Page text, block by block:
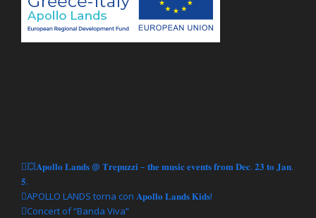
💥𝐀𝐩𝐨𝐥𝐥𝐨 𝐋𝐚𝐧𝐝𝐬 @ 𝐓𝐫𝐞𝐩𝐮𝐳𝐳𝐢 – 𝐭𝐡𝐞 𝐦𝐮𝐬𝐢𝐜 𝐞𝐯𝐞𝐧𝐭𝐬 𝐟𝐫𝐨𝐦 𝐃𝐞𝐜. 𝟐𝟑 𝐭𝐨 𝐉𝐚𝐧.
𝟓.
APOLLO LANDS torna con 𝐀𝐩𝐨𝐥𝐥𝐨 𝐋𝐚𝐧𝐝𝐬 𝐊𝐢𝐝𝐬!
Concert of “Banda Viva”